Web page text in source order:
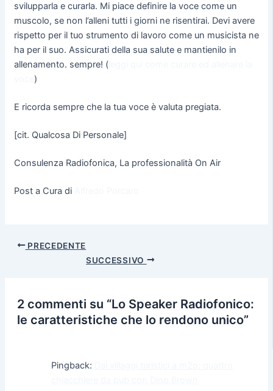
svilupparla e curarla. Mi piace definire la voce come un
muscolo, se non l’alleni tutti i giorni ne risentirai. Devi avere
rispetto per il tuo strumento di lavoro come un musicista ne
ha per il suo. Assicurati della sua salute e mantienilo in
allenamento. sempre! (leggi qui come curare ed allenare la
)
E ricorda sempre che la tua voce è valuta pregiata.
[cit. Qualcosa Di Personale]
Consulenza Radiofonica, La professionalità On Air
Post a Cura di
PRECEDENTE
SUCCESSIVO
2 commenti su “Lo Speaker Radiofonico:
le caratteristiche che lo rendono unico”
Pingback: